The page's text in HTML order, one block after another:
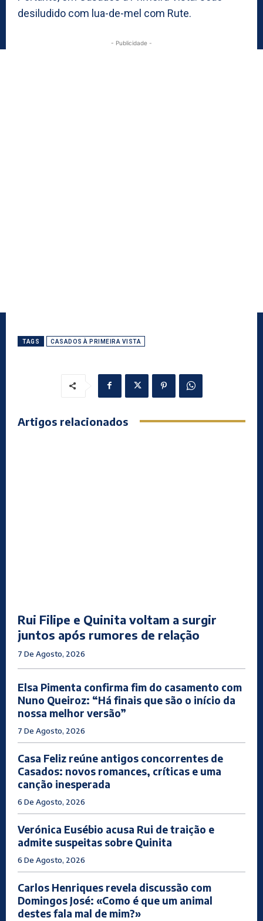
desiludido com lua-de-mel com Rute.
- Publicidade -
TAGS CASADOS À PRIMEIRA VISTA
Artigos relacionados
Rui Filipe e Quinita voltam a surgir
juntos após rumores de relação
7 De Agosto, 2026
Elsa Pimenta confirma fim do casamento com
Nuno Queiroz: “Há finais que são o início da
nossa melhor versão”
7 De Agosto, 2026
Casa Feliz reúne antigos concorrentes de
Casados: novos romances, críticas e uma
canção inesperada
6 De Agosto, 2026
Verónica Eusébio acusa Rui de traição e
admite suspeitas sobre Quinita
6 De Agosto, 2026
Carlos Henriques revela discussão com
Domingos José: «Como é que um animal
destes fala mal de mim?»